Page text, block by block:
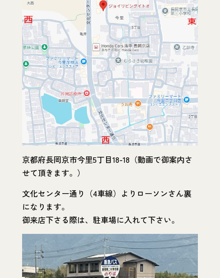
京都府長岡京市今里5丁目18-18（動画で御案内さ
せて頂きます。）
文化センター通り（4車線）よりローソンさん裏
になります。
御来店下さる際は、駐車場に入れて下さい。